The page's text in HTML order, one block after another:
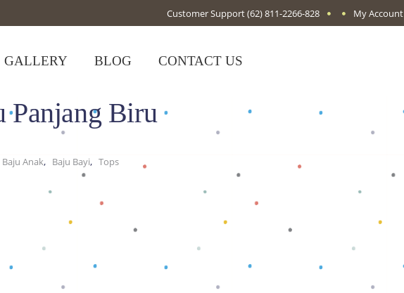
Customer Support(62) 811-2266-828 My Account
GALLERY BLOG CONTACT US
Panjang Biru
Baju Anak, Baju Bayi, Tops